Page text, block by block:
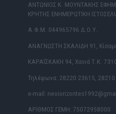
ΑΝΤΩΝΙΟΣ Κ. ΜΟΥΝΤΑΚΗΣ
ΚΡΗΤΗΣ ΕΝΗΜΕΡΩΤΙΚΗ
Α.Φ.Μ. 044965796 Δ.Ο.Υ.
ΑΝΑΓΝΩΣΤΗ ΣΚΑΛΙΔΗ 91,
ΚΑΡΑΪΣΚΑΚΗ 94, Χανιά Τ.Κ.
Τηλέφωνα: 28220 23615,
e-mail:
ΑΡΙΘΜΟΣ ΓΕΜΗ: 75072958000